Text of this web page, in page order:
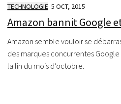
TECHNOLOGIE 5 OCT, 2015
Amazon bannit Google
Amazon semble vouloir se
des marques concurrentes
la fin du mois d’octobre.